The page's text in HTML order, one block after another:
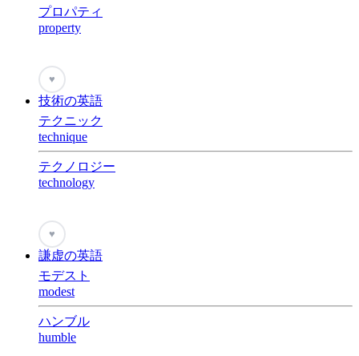
プロパティ
property
♥
技術の英語
テクニック
technique
テクノロジー
technology
♥
謙虚の英語
モデスト
modest
ハンブル
humble